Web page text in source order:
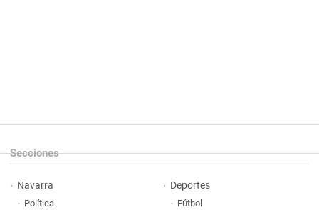
Secciones
Navarra
Política
Deportes
Fútbol